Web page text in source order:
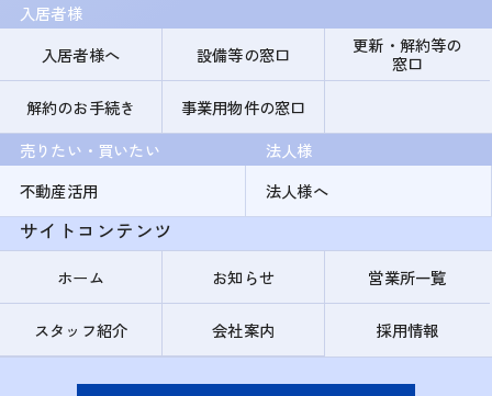
入居者様
入居者様へ
設備等の窓口
更新・解約等の
窓口
解約のお手続き
事業用物件の窓口
売りたい・買いたい
不動産活用
法人様
法人様へ
サイトコンテンツ
ホーム お知らせ 営業所一覧
スタッフ紹介 会社案内 採用情報